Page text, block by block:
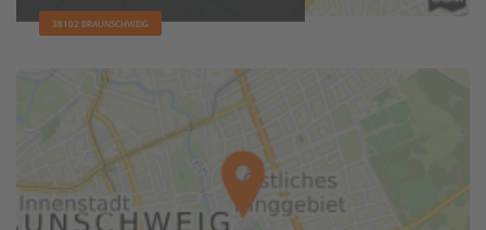
38102 BRAUNSCHWEIG